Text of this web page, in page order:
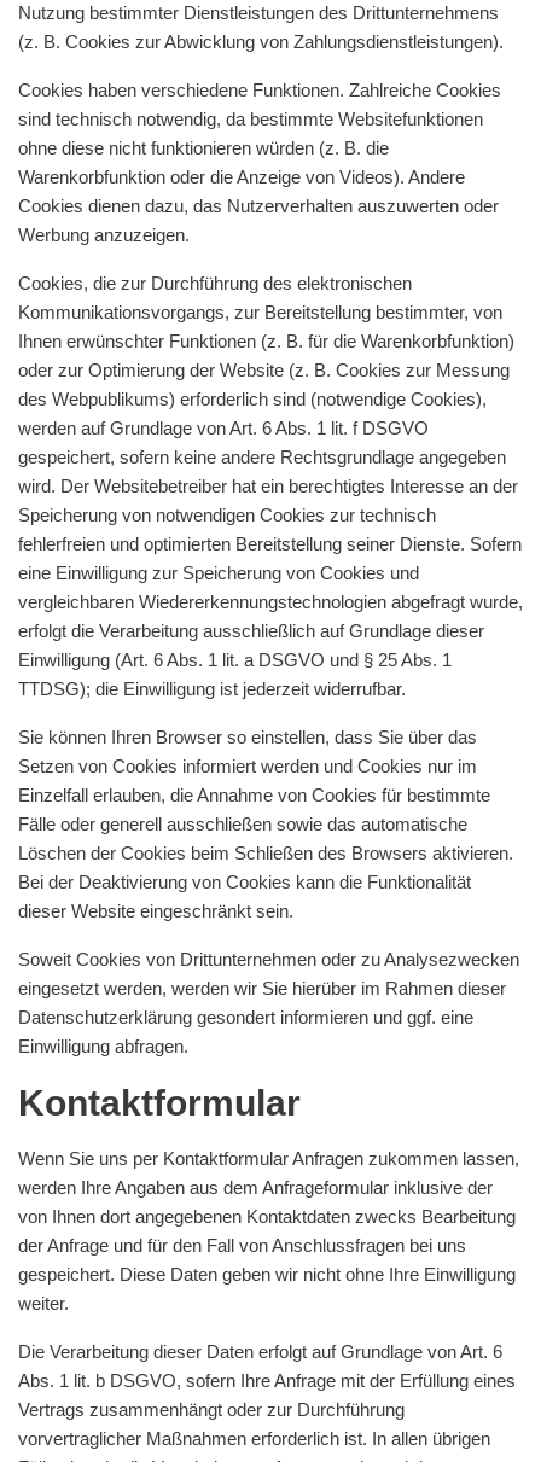
Nutzung bestimmter Dienstleistungen des Drittunternehmens
(z. B. Cookies zur Abwicklung von Zahlungsdienstleistungen).
Cookies haben verschiedene Funktionen. Zahlreiche Cookies
sind technisch notwendig, da bestimmte Websitefunktionen
ohne diese nicht funktionieren würden (z. B. die
Warenkorbfunktion oder die Anzeige von Videos). Andere
Cookies dienen dazu, das Nutzerverhalten auszuwerten oder
Werbung anzuzeigen.
Cookies, die zur Durchführung des elektronischen
Kommunikationsvorgangs, zur Bereitstellung bestimmter, von
Ihnen erwünschter Funktionen (z. B. für die Warenkorbfunktion)
oder zur Optimierung der Website (z. B. Cookies zur Messung
des Webpublikums) erforderlich sind (notwendige Cookies),
werden auf Grundlage von Art. 6 Abs. 1 lit. f DSGVO
gespeichert, sofern keine andere Rechtsgrundlage angegeben
wird. Der Websitebetreiber hat ein berechtigtes Interesse an der
Speicherung von notwendigen Cookies zur technisch
fehlerfreien und optimierten Bereitstellung seiner Dienste. Sofern
eine Einwilligung zur Speicherung von Cookies und
vergleichbaren Wiedererkennungstechnologien abgefragt wurde,
erfolgt die Verarbeitung ausschließlich auf Grundlage dieser
Einwilligung (Art. 6 Abs. 1 lit. a DSGVO und § 25 Abs. 1
TTDSG); die Einwilligung ist jederzeit widerrufbar.
Sie können Ihren Browser so einstellen, dass Sie über das
Setzen von Cookies informiert werden und Cookies nur im
Einzelfall erlauben, die Annahme von Cookies für bestimmte
Fälle oder generell ausschließen sowie das automatische
Löschen der Cookies beim Schließen des Browsers aktivieren.
Bei der Deaktivierung von Cookies kann die Funktionalität
dieser Website eingeschränkt sein.
Soweit Cookies von Drittunternehmen oder zu Analysezwecken
eingesetzt werden, werden wir Sie hierüber im Rahmen dieser
Datenschutzerklärung gesondert informieren und ggf. eine
Einwilligung abfragen.
Kontaktformular
Wenn Sie uns per Kontaktformular Anfragen zukommen lassen,
werden Ihre Angaben aus dem Anfrageformular inklusive der
von Ihnen dort angegebenen Kontaktdaten zwecks Bearbeitung
der Anfrage und für den Fall von Anschlussfragen bei uns
gespeichert. Diese Daten geben wir nicht ohne Ihre Einwilligung
weiter.
Die Verarbeitung dieser Daten erfolgt auf Grundlage von Art. 6
Abs. 1 lit. b DSGVO, sofern Ihre Anfrage mit der Erfüllung eines
Vertrags zusammenhängt oder zur Durchführung
vorvertraglicher Maßnahmen erforderlich ist. In allen übrigen